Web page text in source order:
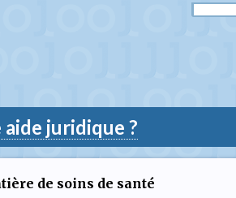
juridique ?
de soins de santé